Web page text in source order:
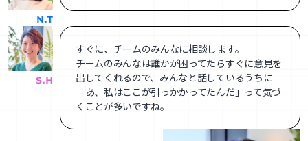
すぐに、チームのみんなに相談します。
チームのみんなは誰かが困ってたらすぐに意見を
出してくれるので、みんなと話しているうちに
「あ、私はここが引っかかってたんだ」って気づ
くことが多いですね。